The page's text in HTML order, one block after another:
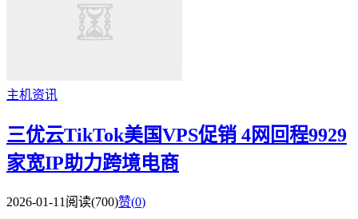
主机资讯
三优云TikTok美国VPS促销 4网回程9929
家宽IP助力跨境电商
2026-01-11 阅读(700)赞(0)